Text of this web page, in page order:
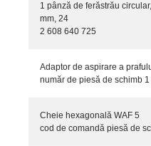
1 pânză de ferăstrău
mm, 24
2 608 640 725
Adaptor de aspirare a
număr de piesă de schimb
Cheie hexagonală WAF 5
cod de comandă piesă de